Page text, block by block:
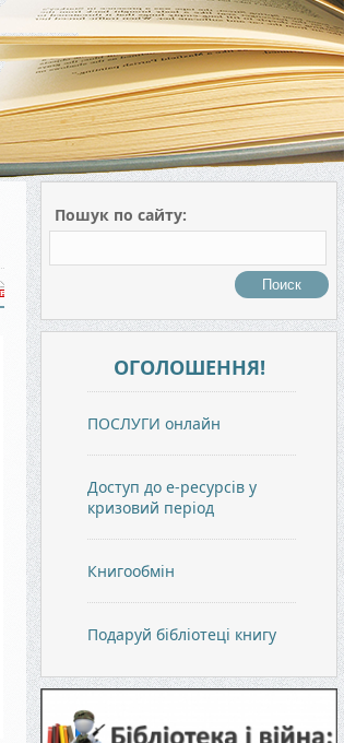
Пошук по сайту:
ОГОЛОШЕННЯ!
ПОСЛУГИ онлайн
Доступ до е-ресурсів у
кризовий період
Книгообмін
Подаруй бібліотеці книгу